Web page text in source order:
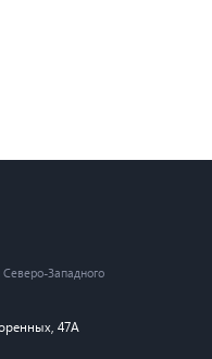
Западного
47А